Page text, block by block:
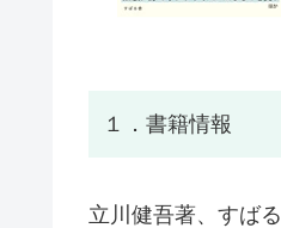
１．書籍情報
立川健吾著、すば